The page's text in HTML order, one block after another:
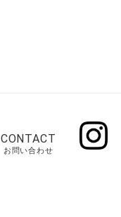
CONTACT
お問い合わせ